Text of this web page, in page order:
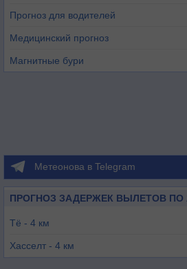
Прогноз для водителей
Медицинский прогноз
Магнитные бури
Метеонова в Telegram
ПРОГНОЗ ЗАДЕРЖЕК ВЫЛЕТОВ ПО
Тё - 4 км
Хасселт - 4 км